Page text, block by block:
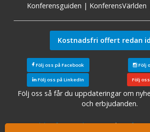
Konferensguiden | KonferensVärlden
Kostnadsfri offert redan
Följ oss på Facebook Följ
Följ oss på LinkedIn Följ
Följ oss så får du uppdateringar om
och erbjudanden.
Sök konferensanläggningar|